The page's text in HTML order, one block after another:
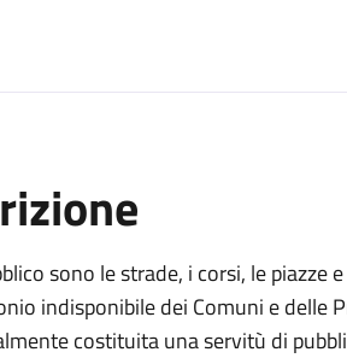
sono le strade, i corsi, le
indisponibile dei Comuni e delle
costituita una servitù di